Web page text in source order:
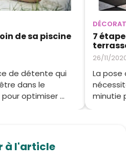
de sa piscine
de détente qui
dans le
optimiser ...
7
26/11/
La pose
minutie
à l'article